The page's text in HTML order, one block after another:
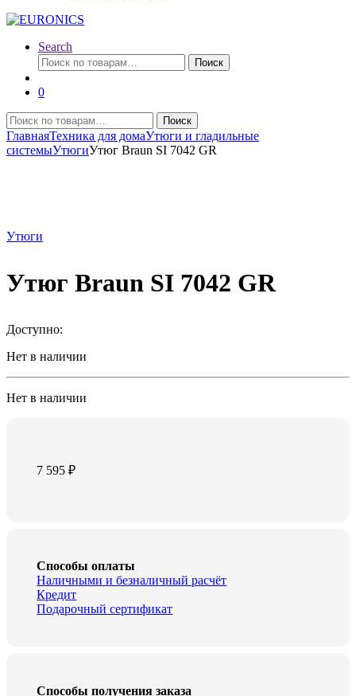
Search
Искать:
Поиск
0
Искать:
Поиск
ГлавнаяТехника для домаУтюги и гладильные
системыУтюгиУтюг Braun SI 7042 GR
Утюги
Утюг Braun SI 7042 GR
Доступно:
Нет в наличии
Нет в наличии
7 595₽
Способы оплаты
Наличными и безналичный расчёт
Кредит
Подарочный сертификат
Способы получения заказа